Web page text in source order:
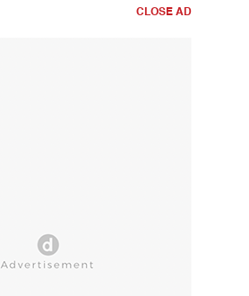
CLOSE AD